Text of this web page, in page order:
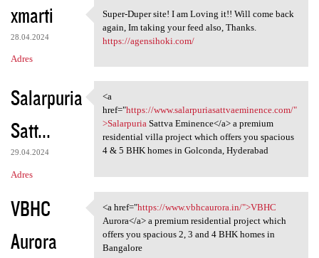
xmarti
28.04.2024
Adres
Super-Duper site! I am Loving
Super-Duper site! I am Loving it!! Will come back
again, Im taking your feed also, Thanks.
https://agensihoki.com/
Salarpuria
Satt...
29.04.2024
Adres
<a href="https://www
<a
href="https://www.salarpuriasattvaeminence.com/"
>SalarpuriaSattva Eminence</a> a premium
residential villa project which offers you spacious
4 & 5 BHK homes in Golconda, Hyderabad
VBHC
Aurora
<a href="https://www
<a href="https://www.vbhcaurora.in/">VBHC
Aurora</a> a premium residential project which
offers you spacious 2, 3 and 4 BHK homes in
Bangalore